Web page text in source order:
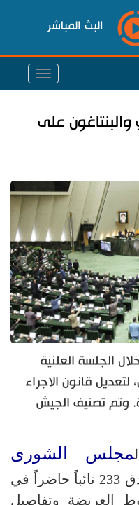
البث المباشر
على
الجلسة العلنية
قانون الاجراء
وتم تصنيف الجيش
مجلس الشورى
اليوم الثلاثاء، صادق 233 نائباً حاضراً في
العريضة وتفاصيل